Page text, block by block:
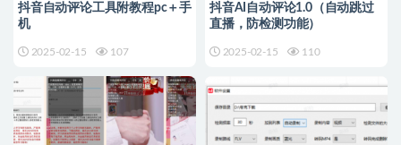
抖音自动评论工具附教程pc＋手
机
2025-02-15 107
抖音AI自动评论1.0（自动跳过
直播，防检测功能）
2025-02-15 110